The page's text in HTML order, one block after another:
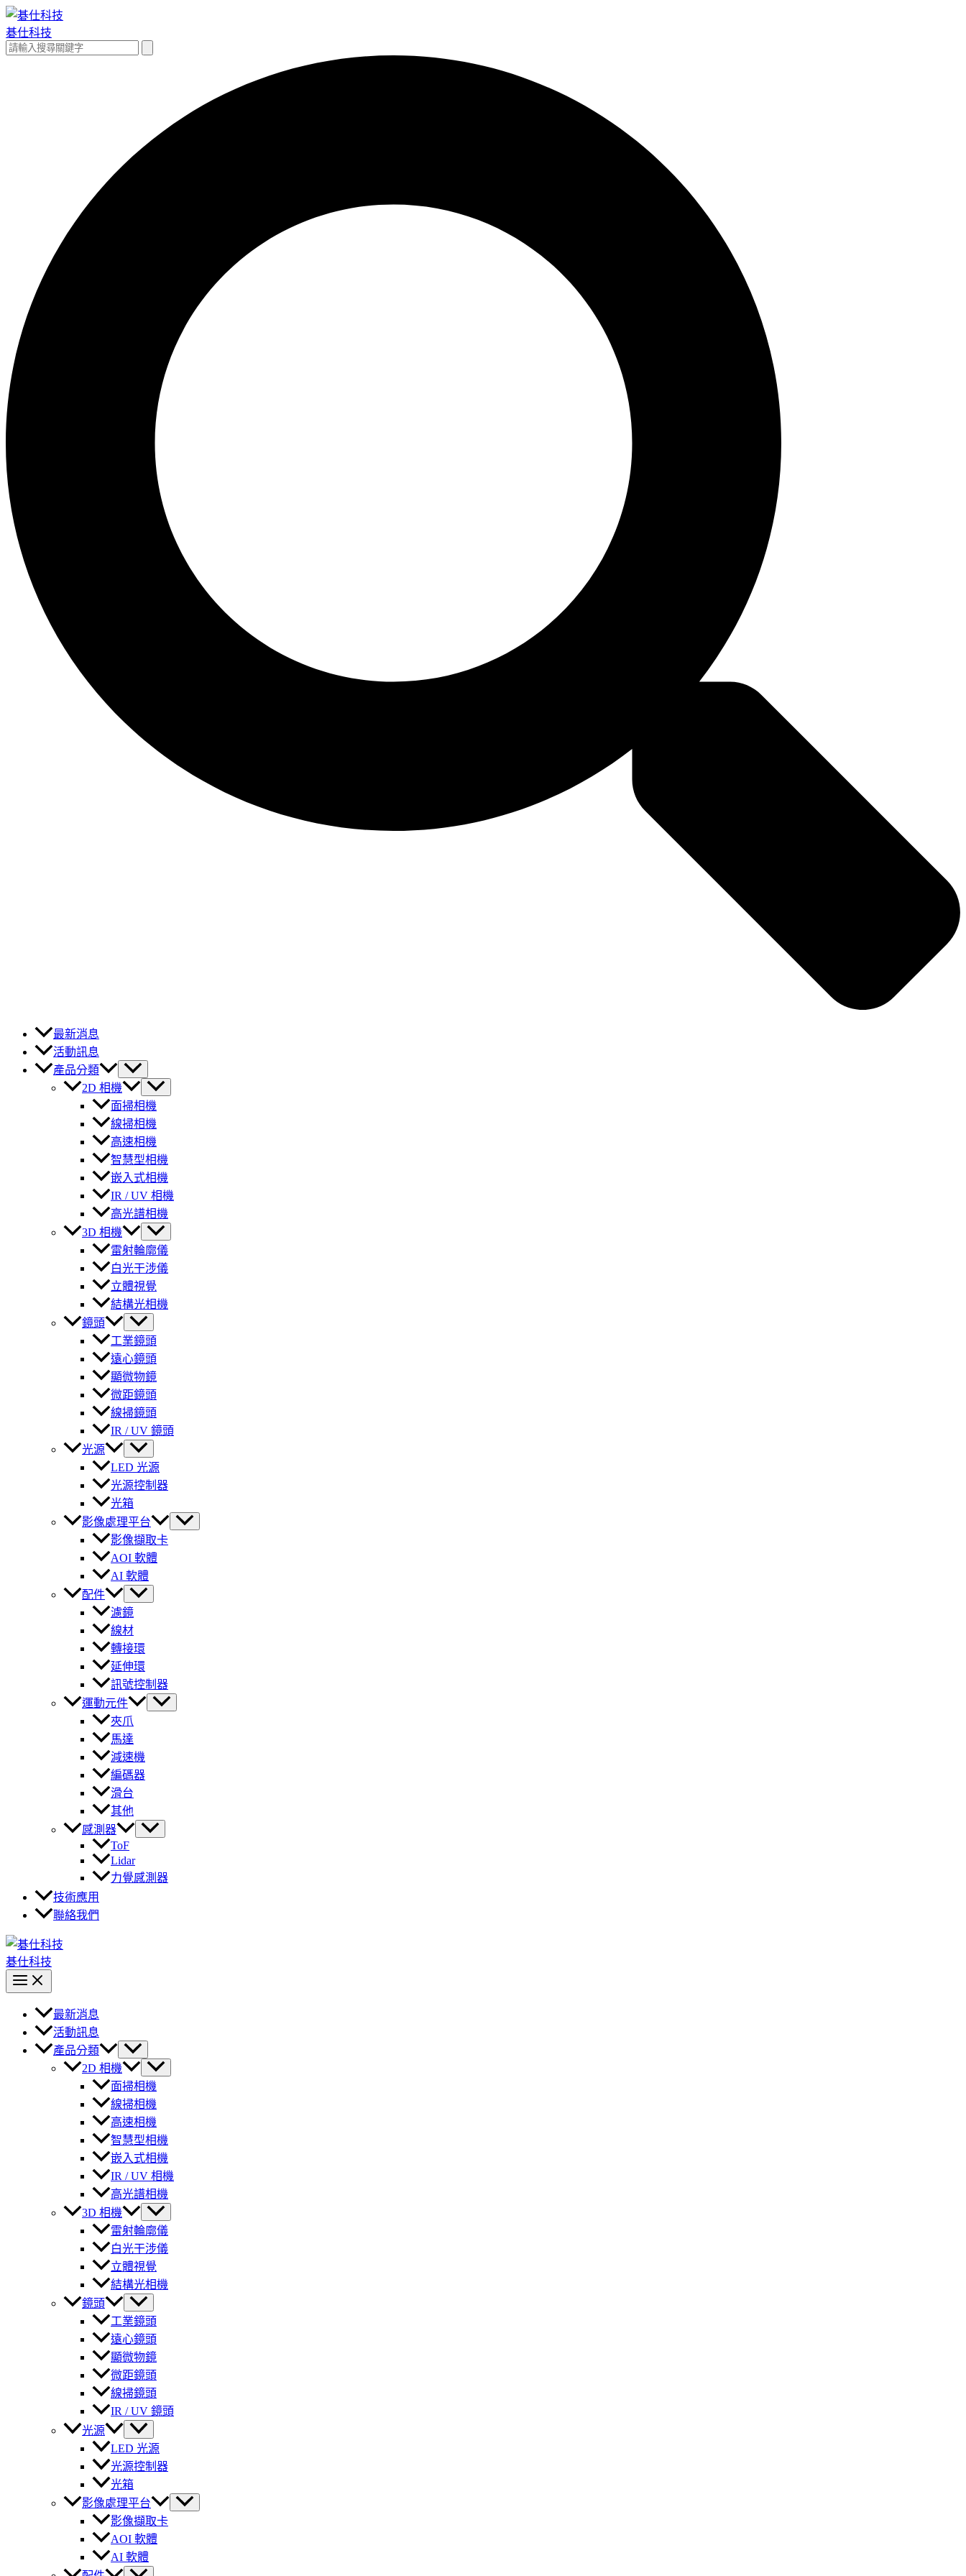
跳
至
主
碁仕科技
搜
最新消息
活動訊息
產品分類
2D 相機
面掃相機
線掃相機
高速相機
智慧型相機
嵌入式相機
IR / UV 相機
高光譜相機
3D 相機
雷射輪廓儀
白光干涉儀
立體視覺
結構光相機
鏡頭
工業鏡頭
遠心鏡頭
顯微物鏡
微距鏡頭
線掃鏡頭
IR / UV 鏡頭
光源
LED 光源
光源控制器
光箱
影像處理平台
影像擷取卡
AOI 軟體
AI 軟體
配件
濾鏡
線材
轉接環
延伸環
訊號控制器
運動元件
夾爪
馬達
減速機
編碼器
滑台
其他
感測器
ToF
Lidar
力覺感測器
技術應用
聯絡我們
碁仕科技
最新消息
活動訊息
產品分類
2D 相機
面掃相機
線掃相機
高速相機
智慧型相機
嵌入式相機
IR / UV 相機
高光譜相機
3D 相機
雷射輪廓儀
白光干涉儀
立體視覺
結構光相機
鏡頭
工業鏡頭
遠心鏡頭
顯微物鏡
微距鏡頭
線掃鏡頭
IR / UV 鏡頭
光源
LED 光源
光源控制器
光箱
影像處理平台
影像擷取卡
AOI 軟體
AI 軟體